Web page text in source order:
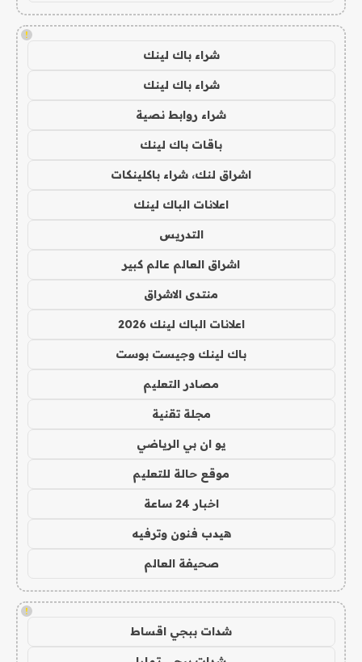
!
شراء باك لينك
شراء باك لينك
شراء روابط نصية
باقات باك لينك
اشراق لنك، شراء باكلينكات
اعلانات الباك لينك
التدريس
اشراق العالم عالم كبير
منتدى الاشراق
اعلانات الباك لينك 2026
باك لينك وجيست بوست
مصادر التعليم
مجلة تقنية
يو ان بي الرياضي
موقع حالة للتعليم
اخبار 24 ساعة
هيدب فنون وترفيه
صحيفة العالم
!
شدات ببجي اقساط